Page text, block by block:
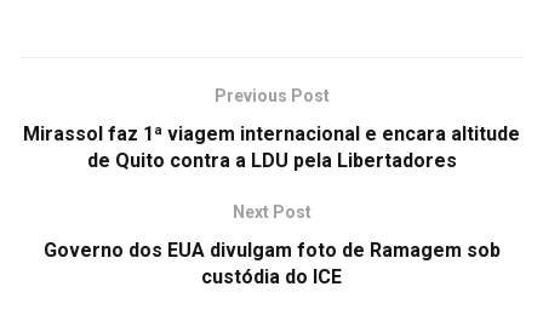
Previous Post
Mirassol faz 1ª viagem internacional e encara altitude
de Quito contra a LDU pela Libertadores
Next Post
Governo dos EUA divulgam foto de Ramagem sob
custódia do ICE